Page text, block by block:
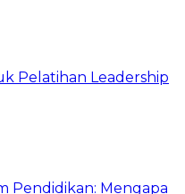
Pelatihan Leadership
Pendidikan: Mengapa